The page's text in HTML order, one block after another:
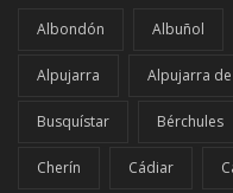
Albondón Albuñol
Alpujarra Alpujarra de
Busquístar Bérchules
Cherín Cádiar